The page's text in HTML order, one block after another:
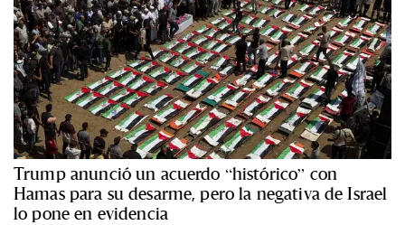
Trump anunció un acuerdo “histórico” con
Hamas para su desarme, pero la negativa de Israel
lo pone en evidencia